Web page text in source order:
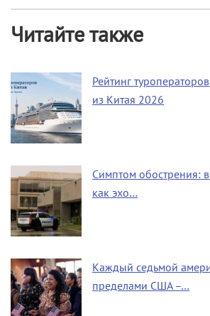
Читайте также
Рейтинг
из Китая 2026
Симптом обострения:
как эхо…
Каждый седьмой
пределами США –…